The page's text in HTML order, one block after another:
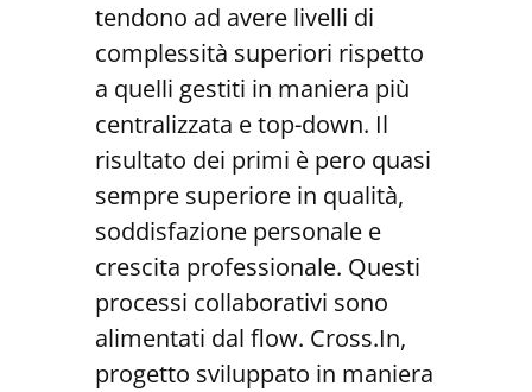
tendono ad avere livelli di
complessità superiori rispetto
a quelli gestiti in maniera più
centralizzata e top-down. Il
risultato dei primi è pero quasi
sempre superiore in qualità,
soddisfazione personale e
crescita professionale. Questi
processi collaborativi sono
alimentati dal flow. Cross.In,
progetto sviluppato in maniera